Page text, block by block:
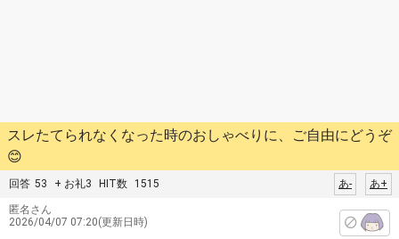
スレたてられなくなった時のおしゃべりに、ご自由にどうぞ
😊
回答 53 + お礼3 HIT数 1515 あ+
あ-
匿名さん
2026/04/07 07:20(更新日時)